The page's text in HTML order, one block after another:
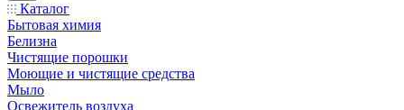
Каталог
Бытовая химия
Белизна
Чистящие порошки
Моющие и чистящие средства
Мыло
Освежитель воздуха